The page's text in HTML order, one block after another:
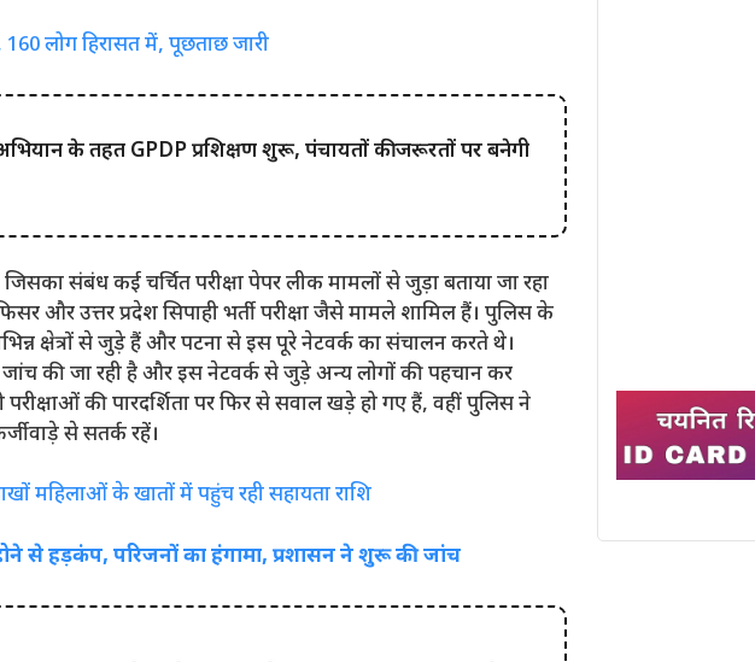
160 लोग हिरासत में, पूछताछ जारी
के तहत GPDP प्रशिक्षण शुरू, पंचायतों की जरूरतों पर बनेगी
संबंध कई चर्चित परीक्षा पेपर लीक मामलों से जुड़ा बताया जा रहा
और उत्तर प्रदेश सिपाही भर्ती परीक्षा जैसे मामले शामिल हैं। पुलिस के
क्षेत्रों से जुड़े हैं और पटना से इस पूरे नेटवर्क का संचालन करते थे।
की जा रही है और इस नेटवर्क से जुड़े अन्य लोगों की पहचान कर
परीक्षाओं की पारदर्शिता पर फिर से सवाल खड़े हो गए हैं, वहीं पुलिस ने
से सतर्क रहें।
महिलाओं के खातों में पहुंच रही सहायता राशि
से हड़कंप, परिजनों का हंगामा, प्रशासन ने शुरू की जांच